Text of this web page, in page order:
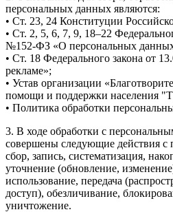
персональных данных являются:
• Ст. 23, 24 Конституции
• Ст. 2, 5, 6, 7, 9, 18–22
№152-ФЗ «О персональных
• Ст. 18 Федерального закона от
рекламе»;
• Устав организации
помощи и поддержки
• Политика обработки
3. В ходе обработки с
совершены следующие действия
сбор, запись, систематизация,
уточнение (обновление,
использование, передача
доступ), обезличивание,
уничтожение.